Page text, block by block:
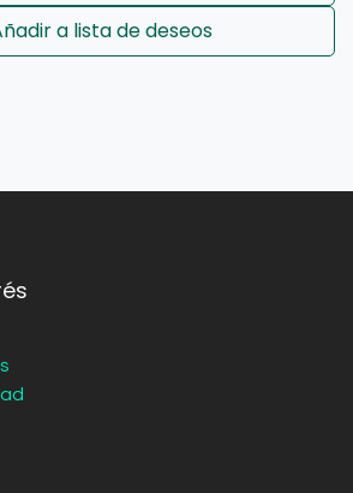
a lista de deseos